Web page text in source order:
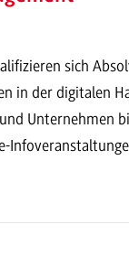
sich
in der digitalen
Unternehmen